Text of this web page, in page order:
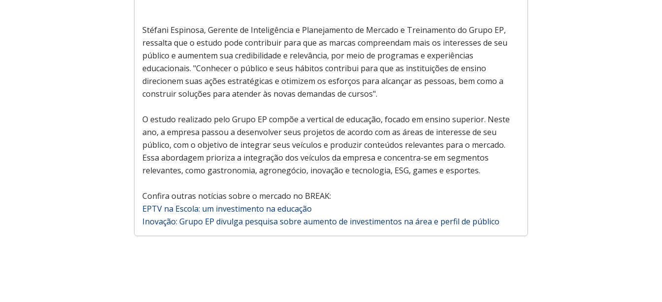
Stéfani Espinosa, Gerente de Inteligência e Planejamento de Mercado e Treinamento do Grupo EP,
ressalta que o estudo pode contribuir para que as marcas compreendam mais os interesses de seu
público e aumentem sua credibilidade e relevância, por meio de programas e experiências
educacionais. "Conhecer o público e seus hábitos contribui para que as instituições de ensino
direcionem suas ações estratégicas e otimizem os esforços para alcançar as pessoas, bem como a
construir soluções para atender às novas demandas de cursos".
O estudo realizado pelo Grupo EP compõe a vertical de educação, focado em ensino superior. Neste
ano, a empresa passou a desenvolver seus projetos de acordo com as áreas de interesse de seu
público, com o objetivo de integrar seus veículos e produzir conteúdos relevantes para o mercado.
Essa abordagem prioriza a integração dos veículos da empresa e concentra-se em segmentos
relevantes, como gastronomia, agronegócio, inovação e tecnologia, ESG, games e esportes.
Confira outras notícias sobre o mercado no BREAK:
EPTV na Escola: um investimento na educação
Inovação: Grupo EP divulga pesquisa sobre aumento de investimentos na área e perfil de público